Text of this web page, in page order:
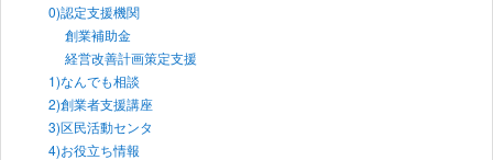
0)認定支援機関
創業補助金
経営改善計画策定支援
1)なんでも相談
2)創業者支援講座
3)区民活動センタ
4)お役立ち情報